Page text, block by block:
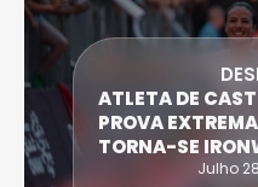
MC DONALD’S
NOVO AMOR” A
DE VISEU
Julho